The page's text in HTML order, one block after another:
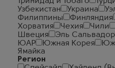
Узбекистан
Украина
Филиппины
Финляндия
Хорватия
Чехия Чили
Швеция
Эль Сальвадор
ЮАР
Южная Корея
Ямайка
Регион